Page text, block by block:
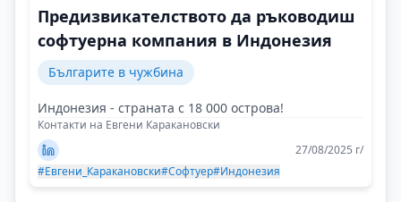
Предизвикателството да ръководиш
софтуерна компания в Индонезия
Българите в чужбина
Индонезия - страната с 18 000 острова!
Контакти на Евгени Каракановски
27/08/2025 г/
#Евгени_Каракановски#Софтуер#Индонезия